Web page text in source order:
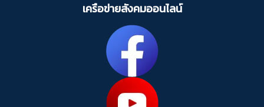
เครือข่ายสังคมออนไลน์